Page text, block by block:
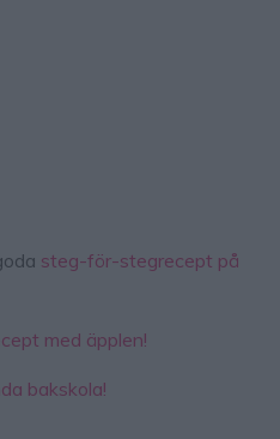
steg-för-stegrecept på
med äpplen!
bakskola!